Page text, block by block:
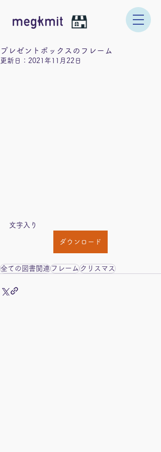
プレゼントボックスのフレーム
更新日： 2021年11月22日
文字入り
ダウンロード
全ての図書関連フレームクリスマス